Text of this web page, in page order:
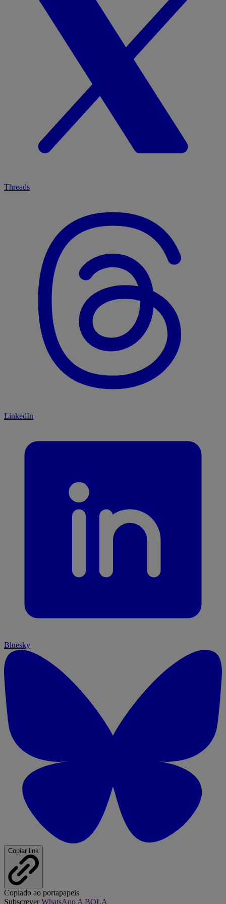
Threads
LinkedIn
Bluesky
Copiar link
Copiado ao portapapeis
SubscreverWhatsApp A BOLA